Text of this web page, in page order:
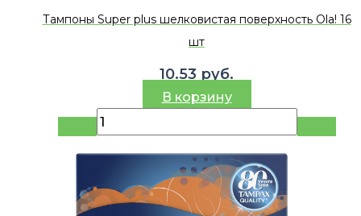
Тампоны Super plus шелковистая поверхность Ola! 16
шт
10.53 руб.
В корзину